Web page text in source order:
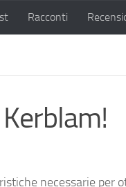
Racconti
necessarie per